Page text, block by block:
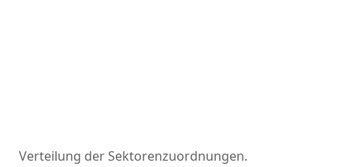
Verteilung der Sektorenzuordnungen.